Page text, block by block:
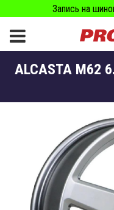
Запись на
ALCASTA M62